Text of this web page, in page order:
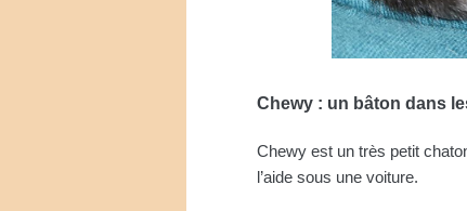
Chewy : un bâton dans
Chewy est un très petit
l’aide sous une voiture.